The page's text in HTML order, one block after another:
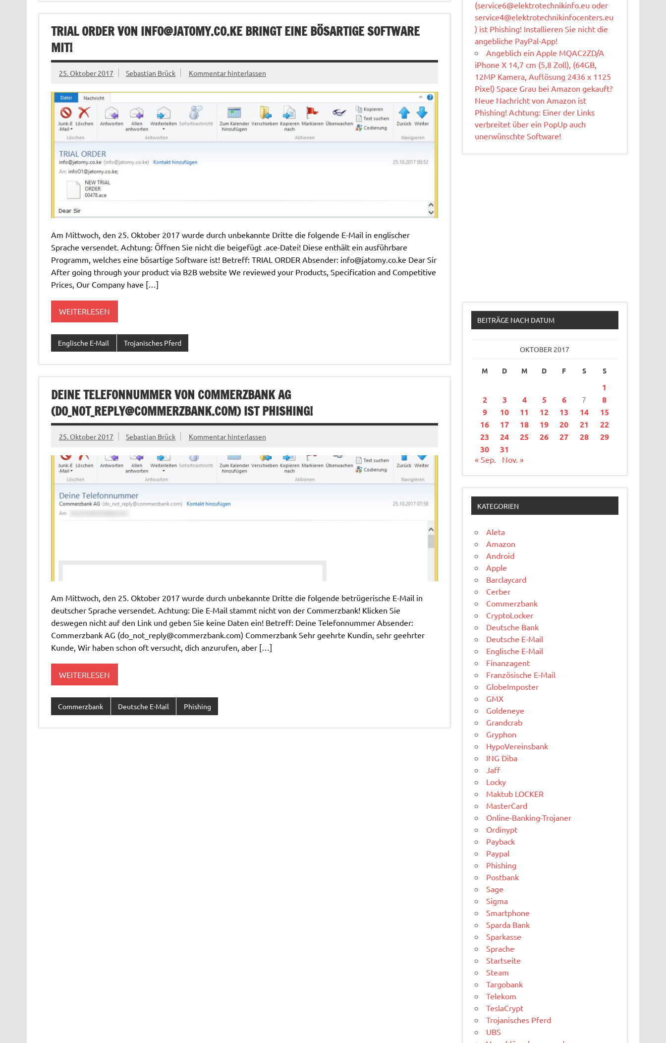
TRIAL ORDER VON INFO@JATOMY.CO.KEBRINGT EINE BÖSARTIGE SOFTWARE
MIT!
25. Oktober 2017 Sebastian Brück Kommentar hinterlassen
Am Mittwoch, den 25. Oktober 2017 wurde durch unbekannte Dritte die folgende E-Mail in englischer
Sprache versendet. Achtung: Öffnen Sie nicht die beigefügt .ace-Datei! Diese enthält ein ausführbare
Programm, welches eine bösartige Software ist! Betreff: TRIAL ORDER Absender: info@jatomy.co.ke Dear Sir
After going through your product via B2B website We reviewed your Products, Specification and Competitive
Prices, Our Company have […]
WEITERLESEN
Englische E-Mail Trojanisches Pferd
DEINE TELEFONNUMMER VON COMMERZBANK AG
(DO_NOT_REPLY@COMMERZBANK.COM) IST PHISHING!
25. Oktober 2017 Sebastian Brück Kommentar hinterlassen
Am Mittwoch, den 25. Oktober 2017 wurde durch unbekannte Dritte die folgende betrügerische E-Mail in
deutscher Sprache versendet. Achtung: Die E-Mail stammt nicht von der Commerzbank! Klicken Sie
deswegen nicht auf den Link und geben Sie keine Daten ein! Betreff: Deine Telefonnummer Absender:
Commerzbank AG (do_not_reply@commerzbank.com) Commerzbank Sehr geehrte Kundin, sehr geehrter
Kunde, Wir haben schon oft versucht, dich anzurufen, aber […]
WEITERLESEN
Commerzbank Deutsche E-Mail Phishing
(service6@elektrotechnikinfo.eu oder
service4@elektrotechnikinfocenters.eu
) ist Phishing! Installieren Sie nicht die
angebliche PayPal-App!
Angeblich ein Apple MQAC2ZD/A
iPhone X 14,7 cm (5,8 Zoll), (64GB,
12MP Kamera, Auflösung 2436 x 1125
Pixel) Space Grau bei Amazon gekauft?
Neue Nachricht von Amazon ist
Phishing! Achtung: Einer der Links
verbreitet über ein PopUp auch
unerwünschte Software!
BEITRÄGE NACH DATUM
OKTOBER 2017
M D M D F S S
1
2
3 4 5 6 7
8
9
10 11 12 13 14
15
16
17 18 19 20 21
22
23
24 25 26 27 28
29
30
31
« Sep. Nov. »
KATEGORIEN
Aleta
Amazon
Android
Apple
Barclaycard
Cerber
Commerzbank
CryptoLocker
Deutsche Bank
Deutsche E-Mail
Englische E-Mail
Finanzagent
Französische E-Mail
GlobeImposter
GMX
Goldeneye
Grandcrab
Gryphon
HypoVereinsbank
ING Diba
Jaff
Locky
Maktub LOCKER
MasterCard
Online-Banking-Trojaner
Ordinypt
Payback
Paypal
Phishing
Postbank
Sage
Sigma
Smartphone
Sparda Bank
Sparkasse
Sprache
Startseite
Steam
Targobank
Telekom
TeslaCrypt
Trojanisches Pferd
UBS